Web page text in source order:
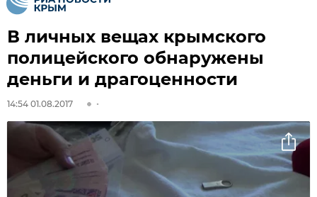
В личных вещах крымского
полицейского обнаружены
деньги и драгоценности
14:54 01.08.2017